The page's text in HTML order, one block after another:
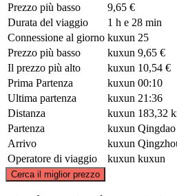
Prezzo più basso
9,65 €
Durata del viaggio
1 h e 28 min
Connessione al giorno kuxun 25
Prezzo più basso
kuxun 9,65 €
Il prezzo più alto
kuxun 10,54 €
Prima Partenza
kuxun 00:10
Ultima partenza
kuxun 21:36
Distanza
kuxun 183,32
Partenza
kuxun Qingdao
Arrivo
kuxun
Operatore di viaggio
kuxun kuxun
Cerca il miglior prezzo
©